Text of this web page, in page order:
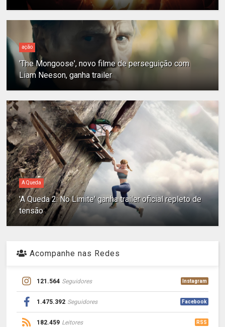
ação
'The Mongoose', novo filme de perseguição com
Liam Neeson, ganha trailer
A Queda
'A Queda 2: No Limite' ganha trailer oficial repleto de
tensão
Acompanhe nas Redes
121.564 Seguidores Instagram
1.475.392 Seguidores Facebook
182.459 Leitores RSS